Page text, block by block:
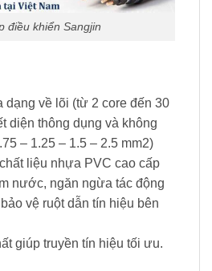
điều khiển Sangjin
dạng về lõi (từ 2 core đến 30
diện thông dụng và không
– 1.25 – 1.5 – 2.5 mm2)
liệu nhựa PVC cao cấp
nước, ngăn ngừa tác động
vệ ruột dẫn tín hiệu bên
giúp truyền tín hiệu tối ưu.